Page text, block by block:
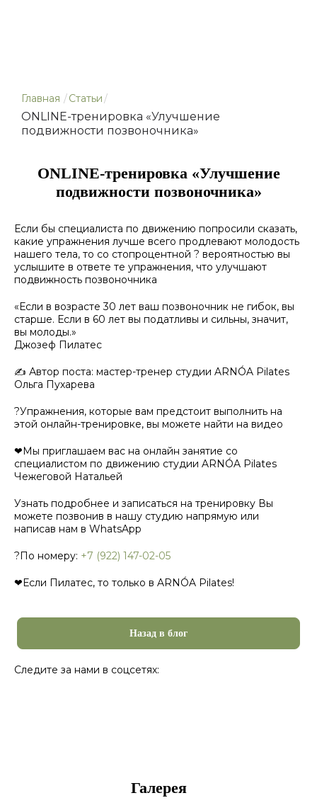
Главная /Статьи/
ONLINE-тренировка «Улучшение
подвижности позвоночника»
ONLINE-тренировка «Улучшение
подвижности позвоночника»
Если бы специалиста по движению попросили сказать,
какие упражнения лучше всего продлевают молодость
нашего тела, то со стопроцентной ? вероятностью вы
услышите в ответе те упражнения, что улучшают
подвижность позвоночника
«Если в возрасте 30 лет ваш позвоночник не гибок, вы
старше. Если в 60 лет вы податливы и сильны, значит,
вы молоды.»
Джозеф Пилатес
✍ Автор поста: мастер-тренер студии ARNÓA Pilates
Ольга Пухарева
?Упражнения, которые вам предстоит выполнить на
этой онлайн-тренировке, вы можете найти на видео
❤Мы приглашаем вас на онлайн занятие со
специалистом по движению студии ARNÓA Pilates
Чежеговой Натальей
Узнать подробнее и записаться на тренировку Вы
можете позвонив в нашу студию напрямую или
написав нам в WhatsApp
?По номеру: +7 (922) 147-02-05
❤Если Пилатес, то только в ARNÓA Pilates!
Назад в блог
Следите за нами в соцсетях:
Галерея